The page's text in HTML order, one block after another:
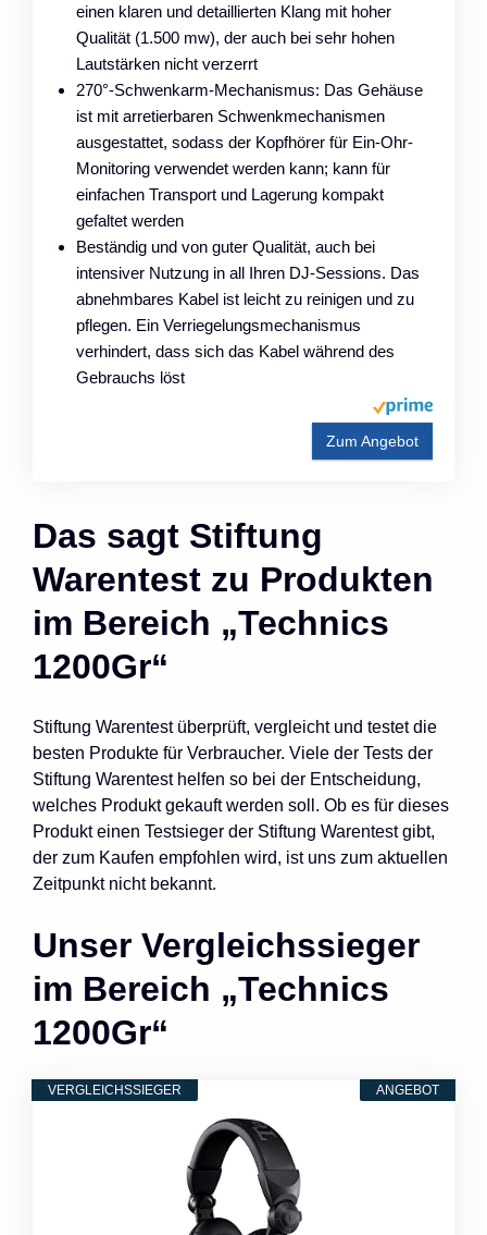
einen klaren und detaillierten Klang mit hoher
Qualität (1.500 mw), der auch bei sehr hohen
Lautstärken nicht verzerrt
270°-Schwenkarm-Mechanismus: Das Gehäuse
ist mit arretierbaren Schwenkmechanismen
ausgestattet, sodass der Kopfhörer für Ein-Ohr-
Monitoring verwendet werden kann; kann für
einfachen Transport und Lagerung kompakt
gefaltet werden
Beständig und von guter Qualität, auch bei
intensiver Nutzung in all Ihren DJ-Sessions. Das
abnehmbares Kabel ist leicht zu reinigen und zu
pflegen. Ein Verriegelungsmechanismus
verhindert, dass sich das Kabel während des
Gebrauchs löst
Zum Angebot
Das sagt Stiftung
Warentest zu Produkten
im Bereich „Technics
1200Gr“
Stiftung Warentest überprüft, vergleicht und testet die
besten Produkte für Verbraucher. Viele der Tests der
Stiftung Warentest helfen so bei der Entscheidung,
welches Produkt gekauft werden soll. Ob es für dieses
Produkt einen Testsieger der Stiftung Warentest gibt,
der zum Kaufen empfohlen wird, ist uns zum aktuellen
Zeitpunkt nicht bekannt.
Unser Vergleichssieger
im Bereich „Technics
1200Gr“
ANGEBOT
VERGLEICHSSIEGER